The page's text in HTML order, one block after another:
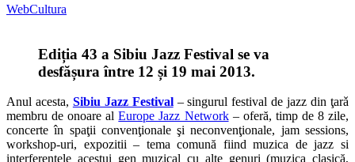
WebCultura
Ediția 43 a Sibiu Jazz Festival se va
desfășura între 12 și 19 mai 2013.
Anul acesta, Sibiu Jazz Festival– singurul festival de jazz din ţarǎ
membru de onoare alEurope Jazz Network– oferă, timp de 8 zile,
concerte în spaţii convenţionale şi neconvenţionale, jam sessions,
workshop-uri, expozitii – tema comună fiind muzica de jazz si
interferentele acestui gen muzical cu alte genuri (muzica clasică,